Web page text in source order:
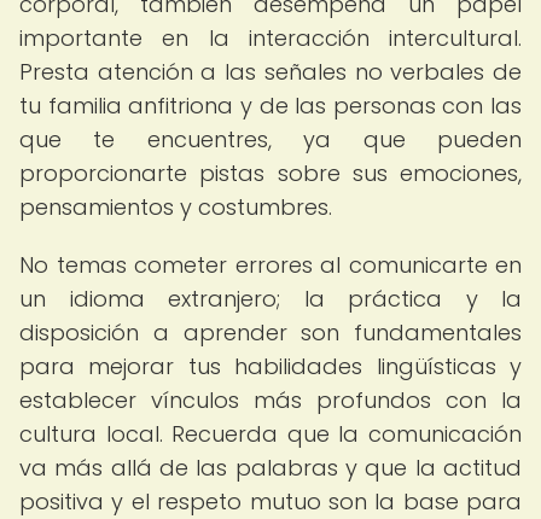
importante en la interacción intercultural.
Presta atención a las señales no verbales de
tu familia anfitriona y de las personas con las
que te encuentres, ya que pueden
proporcionarte pistas sobre sus emociones,
pensamientos y costumbres.
No temas cometer errores al comunicarte en
un idioma extranjero; la práctica y la
disposición a aprender son fundamentales
para mejorar tus habilidades lingüísticas y
establecer vínculos más profundos con la
cultura local. Recuerda que la comunicación
va más allá de las palabras y que la actitud
positiva y el respeto mutuo son la base para